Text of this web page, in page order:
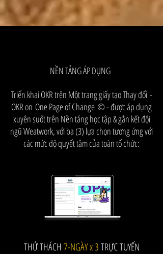
NỀN TẢNG ÁP DỤNG
Triển khai OKR trên Một trang giấy tạo Thay đổi -
OKR on One Page of Change ©️ - được áp dụng
xuyên suốt trên Nền tảng học tập & gắn kết đội
ngũ Weatwork, với ba (3) lựa chọn tương ứng với
các mức độ quyết tâm của toàn tổ chức:
THỬ THÁCH 7-NGÀY x 3TRỰC TUYẾN